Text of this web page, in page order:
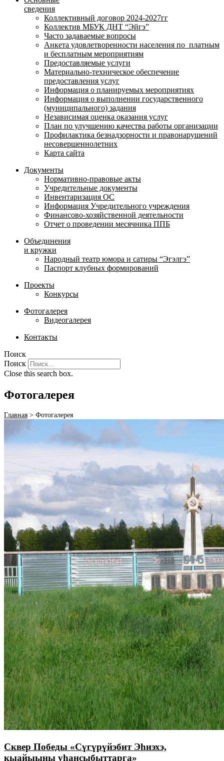
сведения
Коллективный договор 2024-2027гг
Коллектив МБУК ДНТ “Эйгэ”
Часто задаваемые вопросы
Анкета удовлетворенности населения по платным
и бесплатным мероприятиям
Предоставляемые услуги
Материально-техническое обеспечение
предоставления услуг
Информация о планируемых мероприятиях
Информация о выполнении государственного
(муниципального) задания
Независимая оценка оказания услуг
План по улучшению качества работы организации
Профилактика безнадзорности и правонарушений
несовершеннолетних
Карта сайта
Документы
Нормативно-правовые акты
Учредительные документы
Инвентаризация ОС
Информация Учредительного учреждения
Финансово-хозяйственной деятельности
Отчет о проведении месячника ППБ
Объединения
и кружки
Народный театр юмора и сатиры “Эгэлгэ”
Паспорт клубных формирований
Проекты
Конкурсы
Фотогалерея
Видеогалерея
Контакты
Поиск
Поиск
Close this search box.
Фотогалерея
Главная > Фотогалерея
Сквер Победы «Сүгүрүйэбит Эһиэхэ,
кыайыыны уһансыбыттарга»